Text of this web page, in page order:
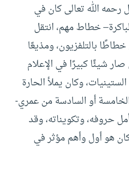
رحمه الله تعالى كان في
خطاط مهم، انتقل
بالتلفزيون، ومذيعًا
شيئًا كبيرًا في الإعلام
وكان يملأ الحارة
أو السادسة من عمري-
حروفه، وتكويناته، وقد
هو أول وأهم مؤثر في